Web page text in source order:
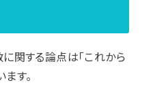
関する論点は「これから
す。